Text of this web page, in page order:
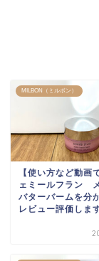
MILBON（ミルボン）
【使い方など動画
ェミールフラン
バターバームを分
レビュー評価しま